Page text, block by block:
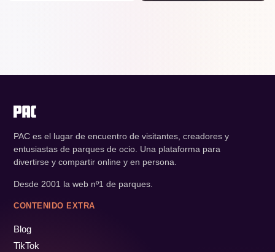
PAC es el lugar de encuentro de visitantes, creadores y
entusiastas de parques de ocio. Una plataforma para
divertirse y compartir online y en persona.
Desde 2001 la web nº1 de parques.
CONTENIDO EXTRA
Blog
TikTok